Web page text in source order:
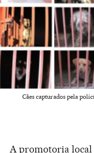
Cães capturados pela
A promotoria local